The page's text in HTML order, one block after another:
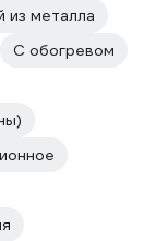
из металла
С обогревом